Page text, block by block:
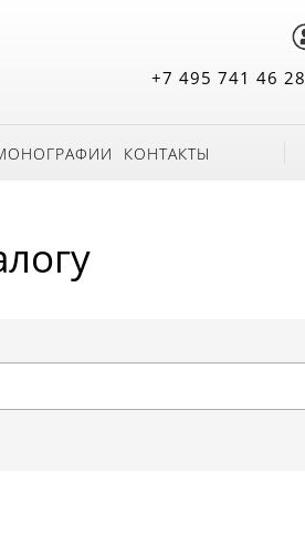
+7 495 741 46 28
КОНТАКТЫ